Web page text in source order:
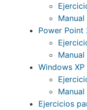
Power Point
Windows XP
Ejercicios